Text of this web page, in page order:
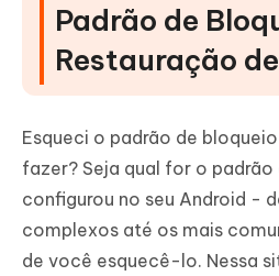
Padrão de
Restauração
Esqueci o padrão de
fazer? Seja qual for o
configurou no seu Android -
complexos até os mais
de você esquecê-lo. Nessa